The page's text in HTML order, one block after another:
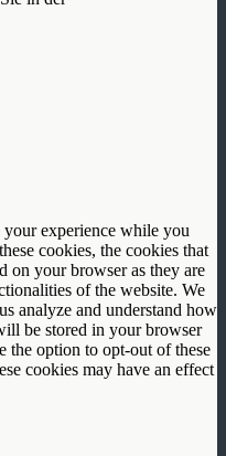
experience while you
cookies, the cookies that
on your browser as they are
of the website. We
analyze and understand how
be stored in your browser
the option to opt-out of these
cookies may have an effect